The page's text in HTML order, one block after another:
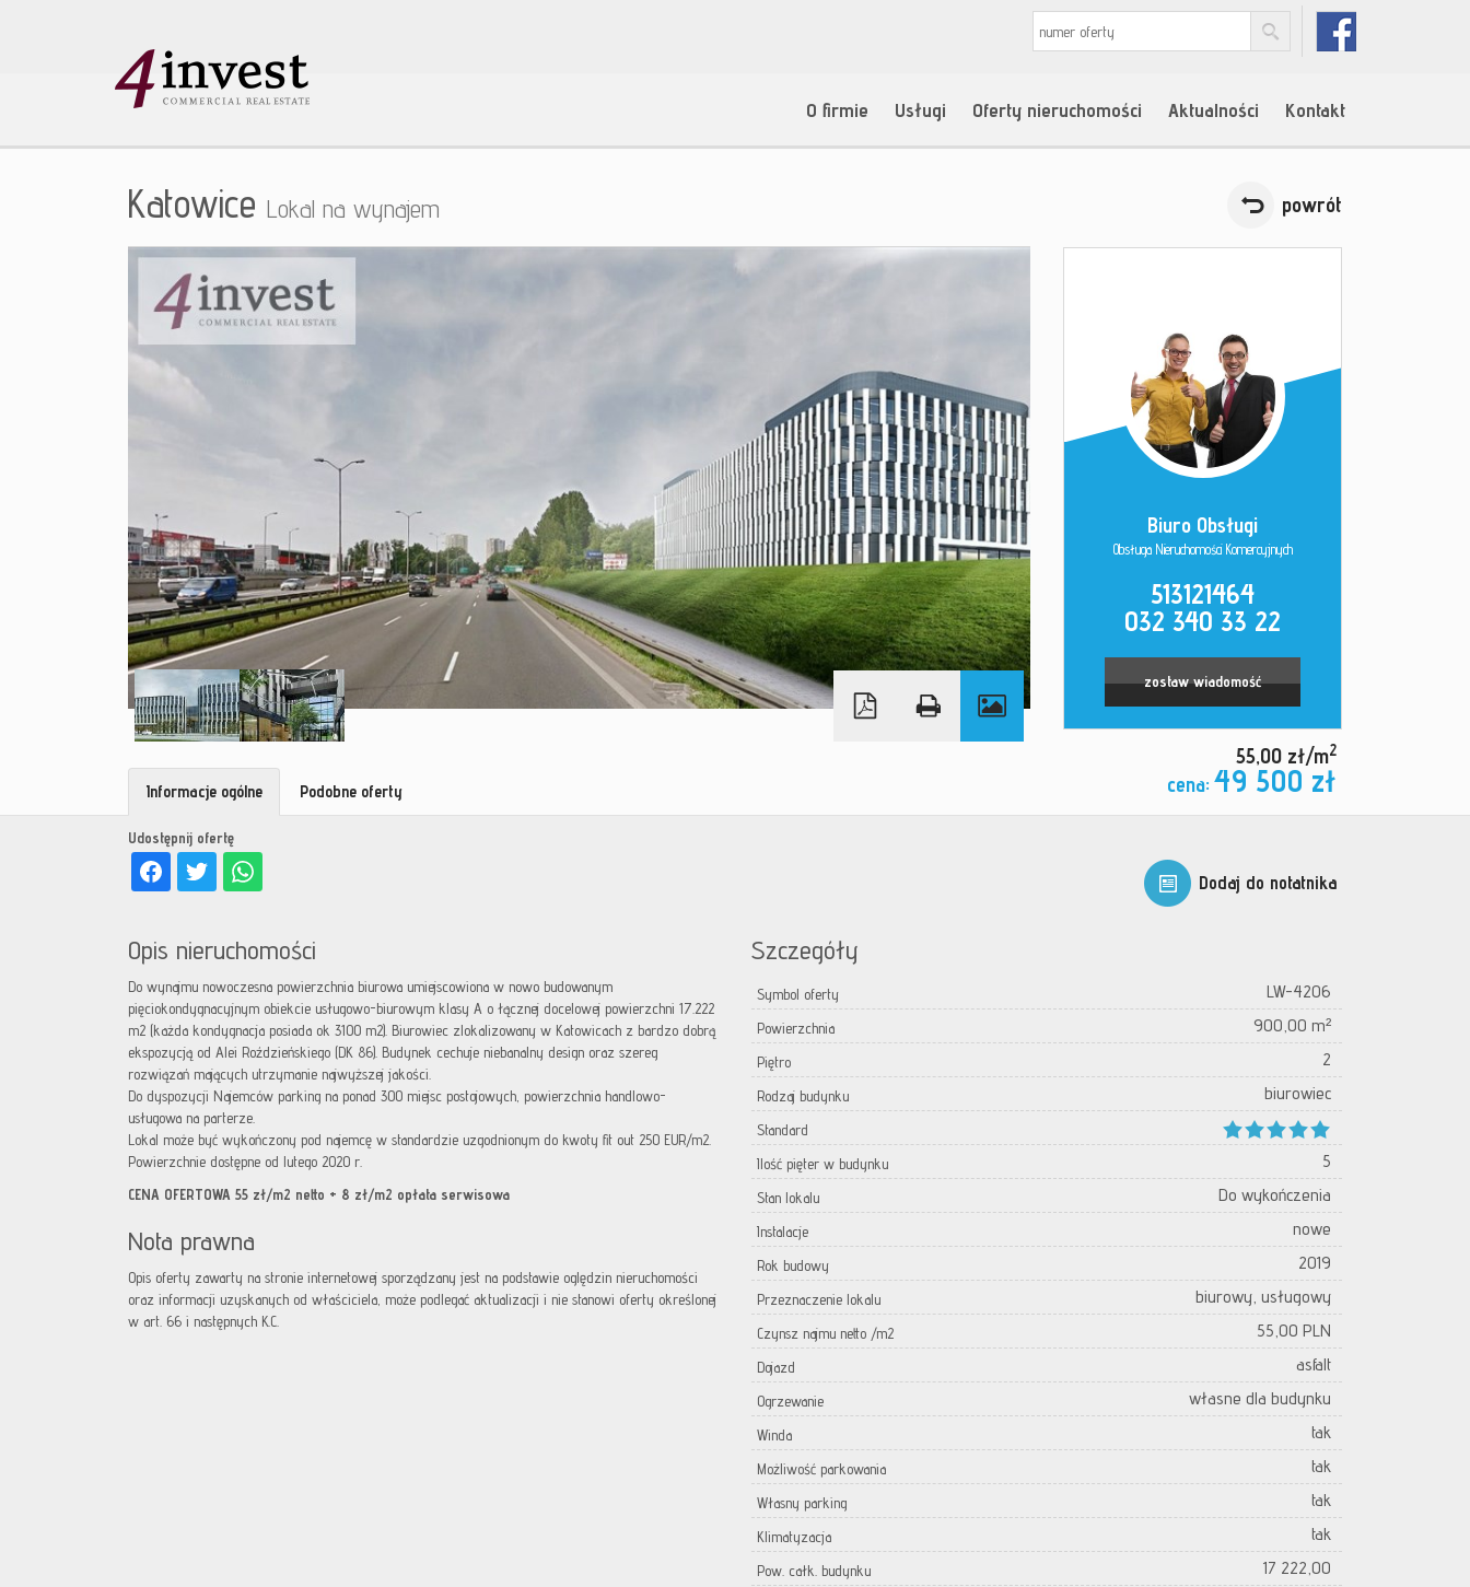
O firmie Usługi Oferty nieruchomości Aktualności Kontakt
Katowice Lokal na wynajem powrót
Biuro Obsługi
Obsługa Nieruchomości Komercyjnych
513121464
032 340 33 22
zostaw wiadomość
55,00 zł/m2
cena: 49 500 zł
Dodaj do notatnika
Udostępnij ofertę
Informacje ogólne Podobne oferty
Opis nieruchomości
Do wynajmu nowoczesna powierzchnia biurowa umiejscowiona w nowo budowanym
pięciokondygnacyjnym obiekcie usługowo-biurowym klasy A o łącznej docelowej powierzchni 17.222
m2 (każda kondygnacja posiada ok 3100 m2). Biurowiec zlokalizowany w Katowicach z bardzo dobrą
ekspozycją od Alei Roździeńskiego (DK 86). Budynek cechuje niebanalny design oraz szereg
rozwiązań mających utrzymanie najwyższej jakości.
Do dyspozycji Najemców parking na ponad 300 miejsc postojowych, powierzchnia handlowo-
usługowa na parterze.
Lokal może być wykończony pod najemcę w standardzie uzgodnionym do kwoty fit out 250 EUR/m2.
Powierzchnie dostępne od lutego 2020 r.
CENA OFERTOWA 55 zł/m2 netto + 8 zł/m2 opłata serwisowa
Nota prawna
Opis oferty zawarty na stronie internetowej sporządzany jest na podstawie oględzin nieruchomości
oraz informacji uzyskanych od właściciela, może podlegać aktualizacji i nie stanowi oferty określonej
w art. 66 i następnych K.C.
Szczegóły
Symbol oferty LW-4206
Powierzchnia 900,00 m²
Piętro 2
Rodzaj budynku biurowiec
Standard
Ilość pięter w budynku
5
Stan lokalu Do wykończenia
Instalacje nowe
Rok budowy 2019
Przeznaczenie lokalu biurowy, usługowy
Czynsz najmu netto /m2 55,00 PLN
Dojazd asfalt
Ogrzewanie własne dla budynku
Winda tak
Możliwość parkowania tak
Własny parking tak
Klimatyzacja tak
Pow. całk. budynku 17 222,00